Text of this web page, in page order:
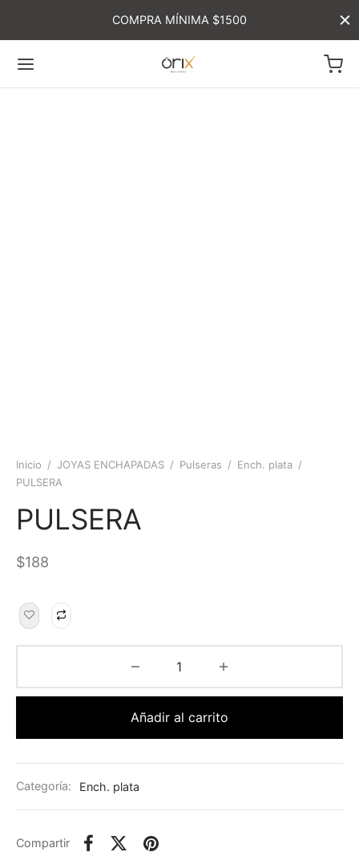
COMPRA MÍNIMA $1500
Inicio / JOYAS ENCHAPADAS / Pulseras / Ench. plata /
PULSERA
PULSERA
$188
Añadir al carrito
Categoría: Ench. plata
Compartir